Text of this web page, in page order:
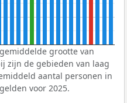
grootte van
zijn de gebieden van laag
aantal personen in
voor 2025.